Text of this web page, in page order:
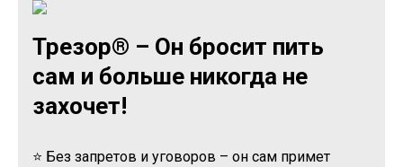
Трезор® – Он бросит пить
сам и больше никогда не
захочет!
⭐ Без запретов и уговоров – он сам примет